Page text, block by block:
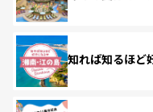
知れば知るほど